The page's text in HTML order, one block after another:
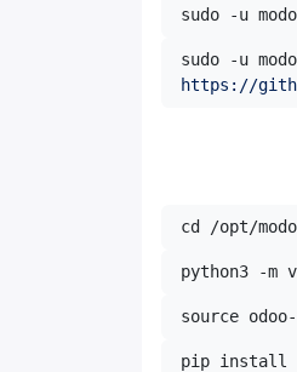
sudo -u
https://
cd /opt/
python3 -m
source
pip install